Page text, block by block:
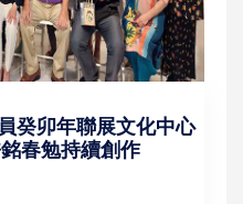
癸卯年聯展文化中心
春勉持續創作